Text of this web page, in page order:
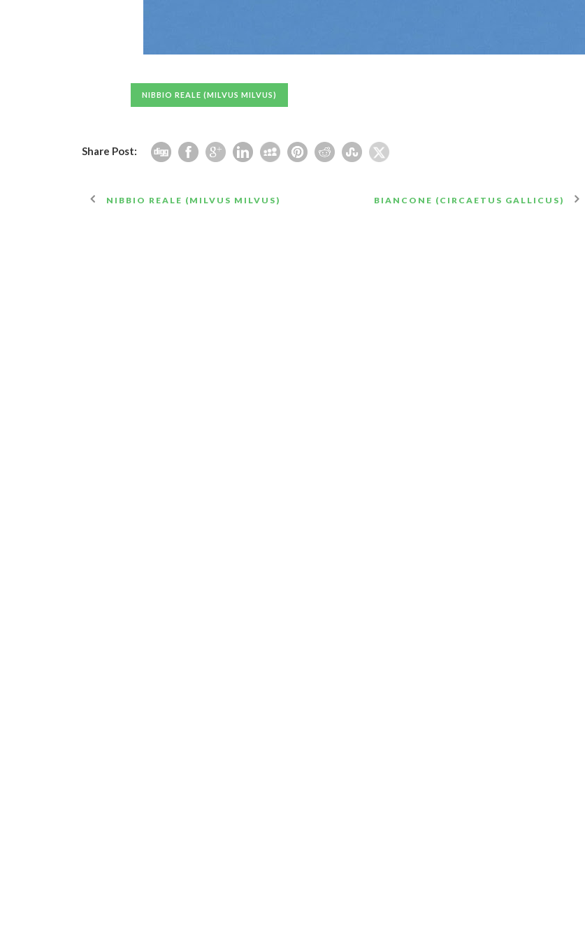
NIBBIO REALE (MILVUS MILVUS)
Share Post:
NIBBIO REALE (MILVUS MILVUS) BIANCONE (CIRCAETUS GALLICUS)